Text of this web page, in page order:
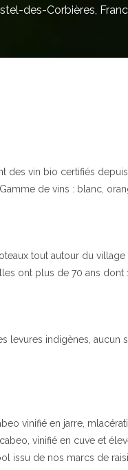
des-Corbières,
des vin bio certifiés
de vins : blanc,
tout autour du
ont plus de 70 ans dont
levures indigènes,
vinifié en jarre,
vinifié en cuve et
issu de nos marcs de